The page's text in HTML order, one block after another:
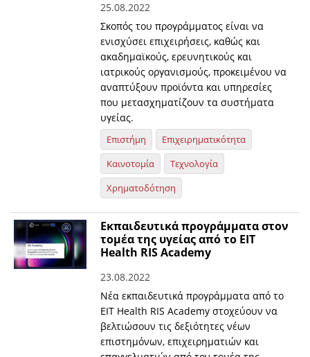
25.08.2022
Σκοπός του προγράμματος είναι να
ενισχύσει επιχειρήσεις, καθώς και
ακαδημαϊκούς, ερευνητικούς και
ιατρικούς οργανισμούς, προκειμένου να
αναπτύξουν προϊόντα και υπηρεσίες
που μετασχηματίζουν τα συστήματα
υγείας.
Επιστήμη
Επιχειρηματικότητα
Καινοτομία
Τεχνολογία
Χρηματοδότηση
Εκπαιδευτικά προγράμματα στον
τομέα της υγείας από το EIT
Health RIS Academy
23.08.2022
Νέα εκπαιδευτικά προγράμματα από το
EIT Health RIS Academy στοχεύουν να
βελτιώσουν τις δεξιότητες νέων
επιστημόνων, επιχειρηματιών και